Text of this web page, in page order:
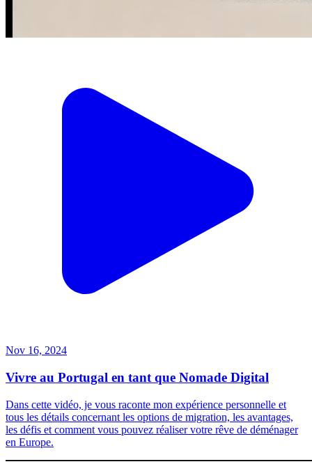
Nov 16, 2024
Vivre au Portugal en tant que Nomade Digital
Dans cette vidéo, je vous raconte mon expérience personnelle et
tous les détails concernant les options de migration, les avantages,
les défis et comment vous pouvez réaliser votre rêve de déménager
en Europe.